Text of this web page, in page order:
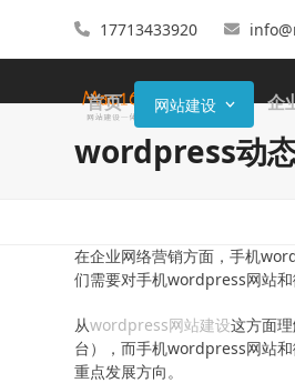
17713433920
首页 网站建设 企
wordpress动
在企业网络营销方面，手机
们需要对手机wordpress网站
从wordpress网站建设这方面
台），而手机wordpress网站
重点发展方向。